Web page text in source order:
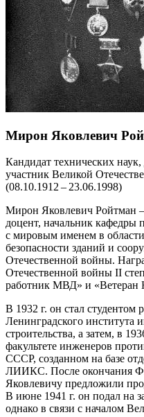
Мирон Яковлевич
Кандидат технических наук,
участник Великой
(08.10.1912 – 23.06.1998)
Мирон Яковлевич Ройтман –
доцент, начальник
с мировым именем в
безопасности зданий и
Отечественной войны.
Отечественной войны II
работник МВД» и «Ветеран
В 1932 г. он стал студентом
Ленинградского института
строительства, а затем, в
факультете инженеров
СССР, созданном на базе
ЛИИКС. После окончания
Яковлевичу предложили
В июне 1941 г. он подал на
однако в связи с началом